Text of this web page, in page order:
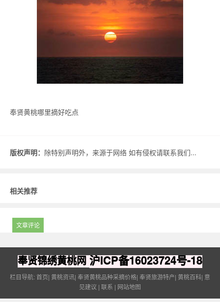
奉贤黄桃哪里摘好吃点
版权声明： 除特别声明外，来源于网络 如有侵权请联系我们...
相关推荐
文章评论
奉贤锦绣黄桃网 沪ICP备16023724号-18
栏目导航:首页| 黄桃资讯| 奉贤黄桃品种采摘价格| 奉贤旅游特产| 黄桃百科| 意
见建议 | 联系 | 网站地图